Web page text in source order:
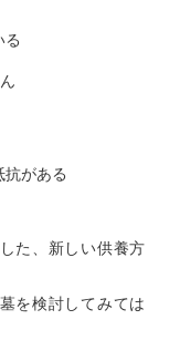
る
がある
た、新しい供養方
を検討してみては